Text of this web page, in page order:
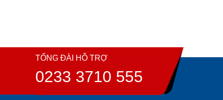
TỔNG ĐÀI HỖ TRỢ
0233 3710 555